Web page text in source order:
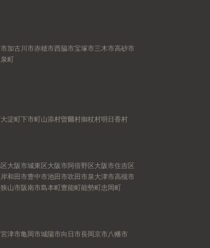
加古川市赤穂市西脇市宝塚市三木市高砂市
町
大淀町下市町山添村曽爾村御杖村明日香村
大阪市城東区大阪市阿倍野区大阪市住吉区
岸和田市豊中市池田市吹田市泉大津市高槻市
山市阪南市島本町豊能町能勢町忠岡町
宮津市亀岡市城陽市向日市長岡京市八幡市